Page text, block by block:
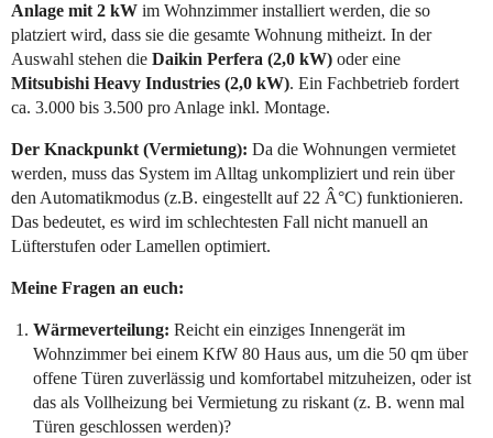
Anlage mit 2 kW im Wohnzimmer installiert werden, die so
platziert wird, dass sie die gesamte Wohnung mitheizt. In der
Auswahl stehen die Daikin Perfera (2,0 kW) oder eine
Mitsubishi Heavy Industries (2,0 kW). Ein Fachbetrieb fordert
ca. 3.000 bis 3.500 pro Anlage inkl. Montage.
Der Knackpunkt (Vermietung): Da die Wohnungen vermietet
werden, muss das System im Alltag unkompliziert und rein über
den Automatikmodus (z.B. eingestellt auf 22 Â°C) funktionieren.
Das bedeutet, es wird im schlechtesten Fall nicht manuell an
Lüfterstufen oder Lamellen optimiert.
Meine Fragen an euch:
Wärmeverteilung: Reicht ein einziges Innengerät im
Wohnzimmer bei einem KfW 80 Haus aus, um die 50 qm über
offene Türen zuverlässig und komfortabel mitzuheizen, oder ist
das als Vollheizung bei Vermietung zu riskant (z. B. wenn mal
Türen geschlossen werden)?